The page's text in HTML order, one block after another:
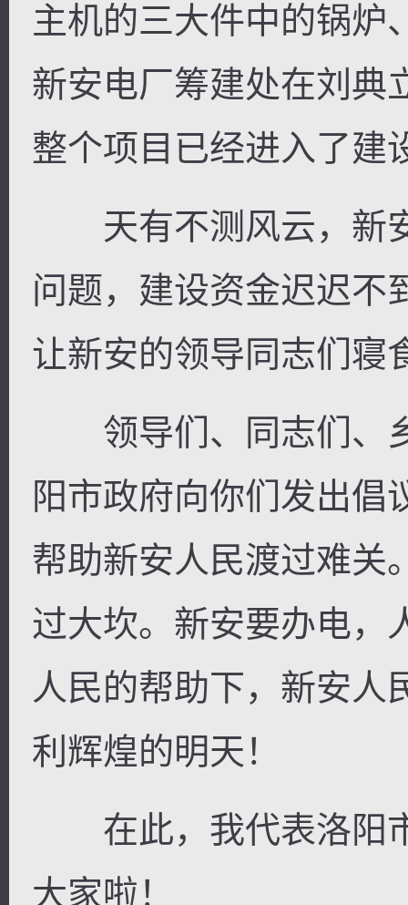
主机的三大件中的锅炉
新安电厂筹建处在刘典
整个项目已经进入了建
天有不测风云，新
问题，建设资金迟迟不
让新安的领导同志们寝
领导们、同志们、
阳市政府向你们发出倡
帮助新安人民渡过难关
过大坎。新安要办电，
人民的帮助下，新安人
利辉煌的明天！
在此，我代表洛阳
大家啦！